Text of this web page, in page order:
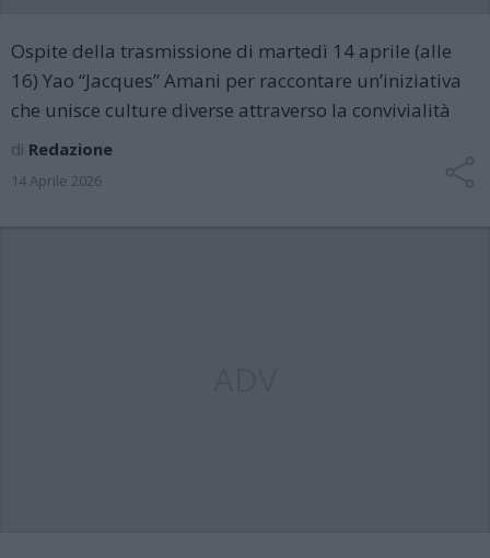
Ospite della trasmissione di martedì 14 aprile (alle
16) Yao “Jacques” Amani per raccontare un’iniziativa
che unisce culture diverse attraverso la convivialità
di Redazione
14 Aprile 2026